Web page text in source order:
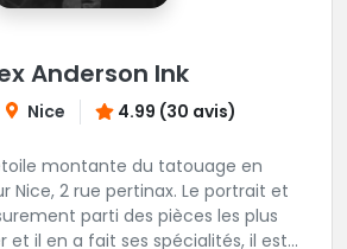
Anderson Ink
Nice 4.99 (30 avis)
montante du tatouage en
Le portrait et
parti des pièces les plus
et il en a fait ses spécialités, il est